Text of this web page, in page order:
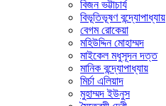
বিজন ভট্টাচার্য
বিভূতিভূষণ বন্দ্যোপাধ্যায়
বেগম রোকেয়া
মহিউদ্দিন মোহাম্মদ
মাইকেল মধুসূদন দত্ত
মানিক বন্দ্যোপাধ্যায়
মির্চা এলিয়াদ
মুহাম্মদ ইউনুস